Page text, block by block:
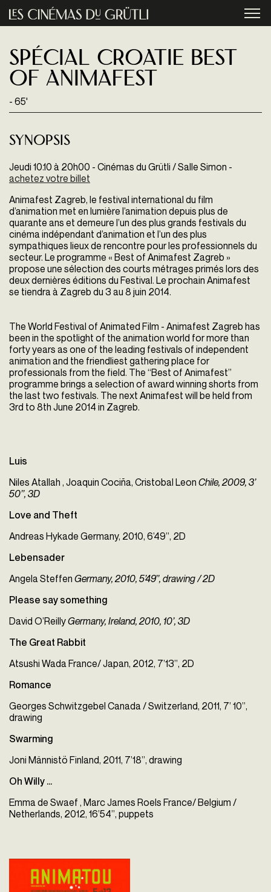
Aller au contenu principal
Spécial Croatie Best
Of Animafest
- 65'
Synopsis
Jeudi 10.10 à 20h00 - Cinémas du Grütli / Salle Simon -
achetez votre billet
Animafest Zagreb, le festival international du film
d’animation met en lumière l’animation depuis plus de
quarante ans et demeure l’un des plus grands festivals du
cinéma indépendant d’animation et l’un des plus
sympathiques lieux de rencontre pour les professionnels du
secteur. Le programme « Best of Animafest Zagreb »
propose une sélection des courts métrages primés lors des
deux dernières éditions du Festival. Le prochain Animafest
se tiendra à Zagreb du 3 au 8 juin 2014.
The World Festival of Animated Film - Animafest Zagreb has
been in the spotlight of the animation world for more than
forty years as one of the leading festivals of independent
animation and the friendliest gathering place for
professionals from the field. The “Best of Animafest”
programme brings a selection of award winning shorts from
the last two festivals. The next Animafest will be held from
3rd to 8th June 2014 in Zagreb.
Luis
Niles Atallah , Joaquin Cociña, Cristobal Leon Chile, 2009, 3’
50’’, 3D
Love and Theft
Andreas Hykade Germany, 2010, 6’49’’, 2D
Lebensader
Angela Steffen Germany, 2010, 5’49’’, drawing / 2D
Please say something
David O’ReillyGermany, Ireland, 2010, 10’, 3D
The Great Rabbit
Atsushi Wada France/ Japan, 2012, 7’13’’, 2D
Romance
Georges Schwitzgebel Canada / Switzerland, 2011, 7’ 10’’,
drawing
Swarming
Joni Männistö Finland, 2011, 7’18’’, drawing
Oh Willy …
Emma de Swaef , Marc James Roels France/ Belgium /
Netherlands, 2012, 16’54’’, puppets